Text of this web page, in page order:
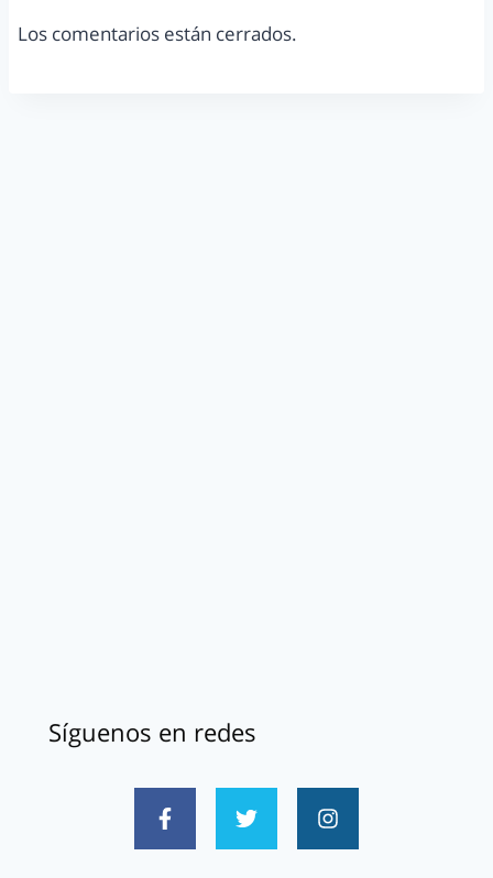
Los comentarios están cerrados.
Síguenos en redes